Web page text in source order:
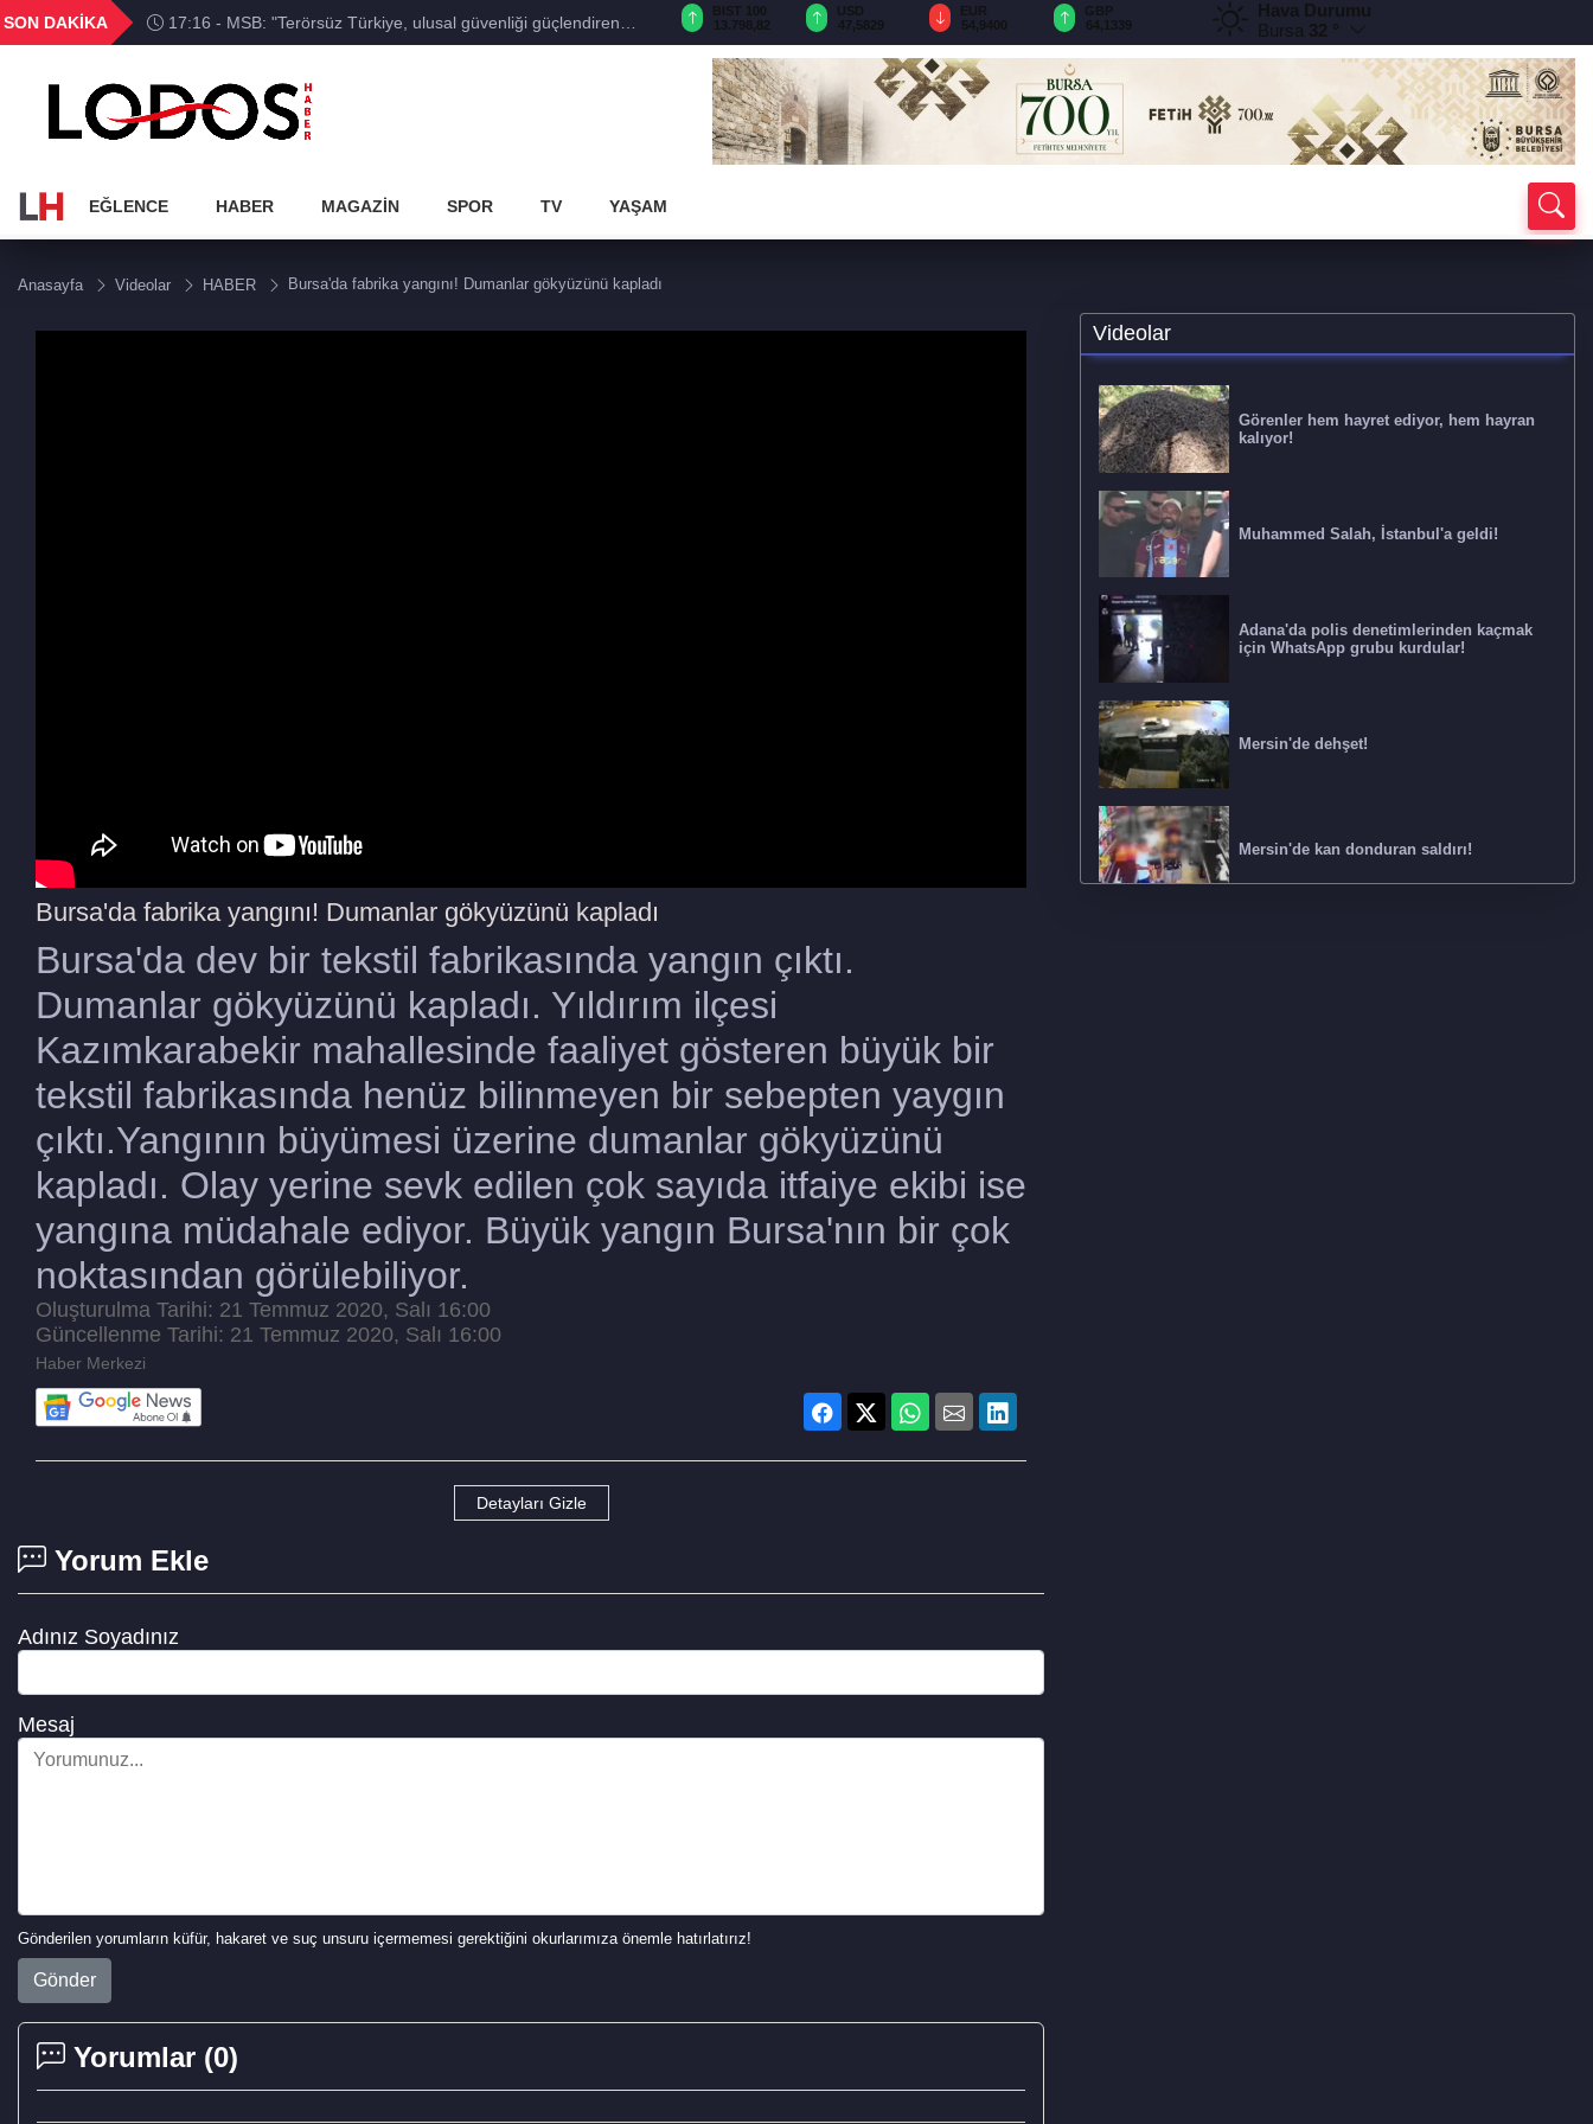
SON DAKİKA
17:16 - MSB: "Terörsüz Türkiye, ulusal güvenliği güçlendiren
stratejik bir vizyondur"
GEL
18,1961
16,2288
28,0626
0,0018
6.483,06
BIST 100
13.798,82
USD
47,5829
EUR
54,9400
GBP
64,1339
CHF
58,5490
CAD
33,9441
Hava Durumu
Bursa 32 °
EĞLENCE HABER MAGAZİN SPOR TV YAŞAM
Anasayfa Videolar HABER Bursa'da fabrika yangını! Dumanlar gökyüzünü kapladı
Bursa'da fabrika yangını! Dumanlar gökyüzünü kapladı
Bursa'da dev bir tekstil fabrikasında yangın çıktı.
Dumanlar gökyüzünü kapladı. Yıldırım ilçesi
Kazımkarabekir mahallesinde faaliyet gösteren büyük bir
tekstil fabrikasında henüz bilinmeyen bir sebepten yaygın
çıktı.Yangının büyümesi üzerine dumanlar gökyüzünü
kapladı. Olay yerine sevk edilen çok sayıda itfaiye ekibi ise
yangına müdahale ediyor. Büyük yangın Bursa'nın bir çok
noktasından görülebiliyor.
Oluşturulma Tarihi: 21 Temmuz 2020, Salı 16:00
Güncellenme Tarihi: 21 Temmuz 2020, Salı 16:00
Haber Merkezi
Detayları Gizle
Yorum Ekle
Adınız Soyadınız
Mesaj
Gönderilen yorumların küfür, hakaret ve suç unsuru içermemesi gerektiğini okurlarımıza önemle hatırlatırız!
Gönder
Yorumlar (0)
Videolar
Görenler hem hayret ediyor, hem hayran
kalıyor!
Muhammed Salah, İstanbul'a geldi!
Adana'da polis denetimlerinden kaçmak
için WhatsApp grubu kurdular!
Mersin'de dehşet!
Mersin'de kan donduran saldırı!